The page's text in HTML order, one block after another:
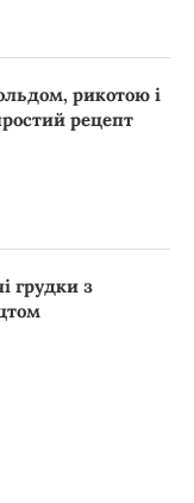
рикотою і
рецепт
грудки з